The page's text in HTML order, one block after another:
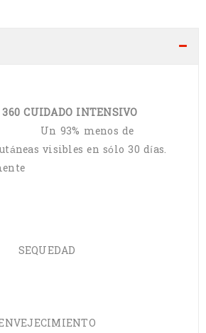
CUIDADO INTENSIVO
menos de
visibles en sólo 30 días.
SEQUEDAD